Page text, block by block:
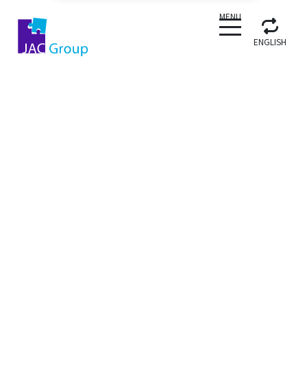
MENU
ENGLISH